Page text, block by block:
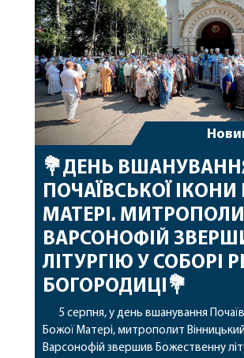
архіпастирському служінні. […]
💐ДЕНЬ
ПОЧАЇВСЬКОЇ ІКОНИ
МАТЕРІ.
ВАРСОНОФІЙ
ЛІТУРГІЮ У СОБОРІ
БОГОРОДИЦІ💐
5 серпня, у день вшанування
Божої Матері, митрополит
Варсонофій звершив Божественну